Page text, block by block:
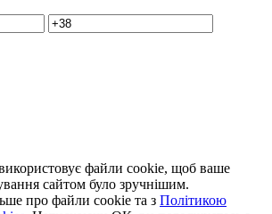
файли cookie, щоб ваше
сайтом було зручнішим.
про файли cookie та з Політикою